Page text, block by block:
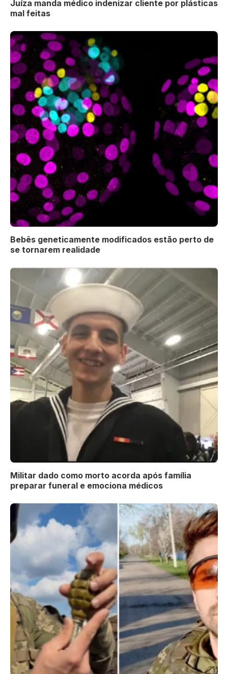
Juíza manda médico indenizar cliente por plásticas
mal feitas
Bebês geneticamente modificados estão perto de
se tornarem realidade
Militar dado como morto acorda após família
preparar funeral e emociona médicos